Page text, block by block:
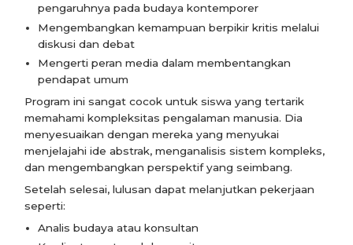
pengaruhnya pada budaya kontemporer
Mengembangkan kemampuan berpikir kritis melalui
diskusi dan debat
Mengerti peran media dalam membentangkan
pendapat umum
Program ini sangat cocok untuk siswa yang tertarik
memahami kompleksitas pengalaman manusia. Dia
menyesuaikan dengan mereka yang menyukai
menjelajahi ide abstrak, menganalisis sistem kompleks,
dan mengembangkan perspektif yang seimbang.
Setelah selesai, lulusan dapat melanjutkan pekerjaan
seperti:
Analis budaya atau konsultan